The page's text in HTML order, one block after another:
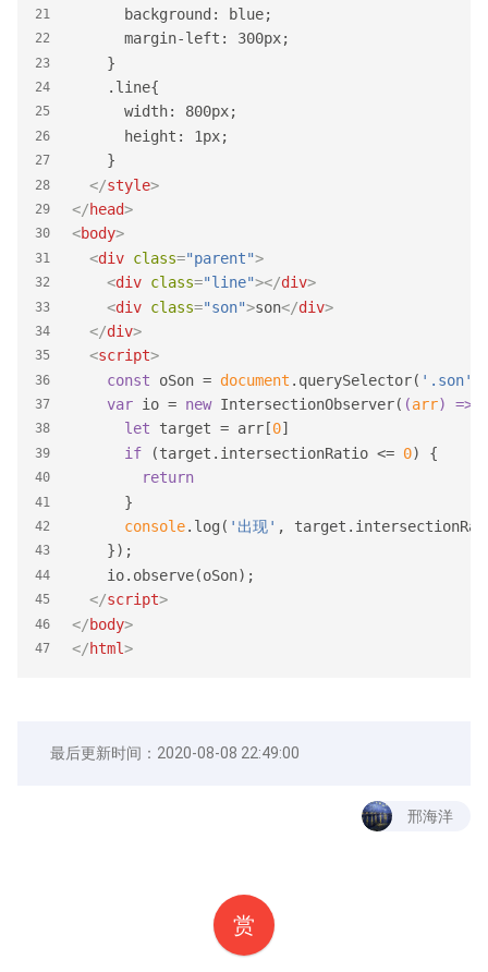
21
22
23
24
25
26
27
28
29
30
31
32
33
34
35
36
37
38
39
40
41
42
43
44
45
46
47
      background: blue;
      margin-left: 300px;
    }
    .line{
      width: 800px;
      height: 1px;
    }
</style>
</head>
<body>
<div class="parent">
<div class="line"></div>
<div class="son">son</div>
</div>
<script>
const oSon = document .querySelector( '.son'
var io = new IntersectionObserver( (arr) =>
let target = arr[0]
if (target.intersectionRatio <= 0) {
return
      }
console.log( '出现' ,
    });
    io.observe(oSon);
</script>
</body>
</html>
最后更新时间： 2020-08-08 22:49:00
邢海洋
赏